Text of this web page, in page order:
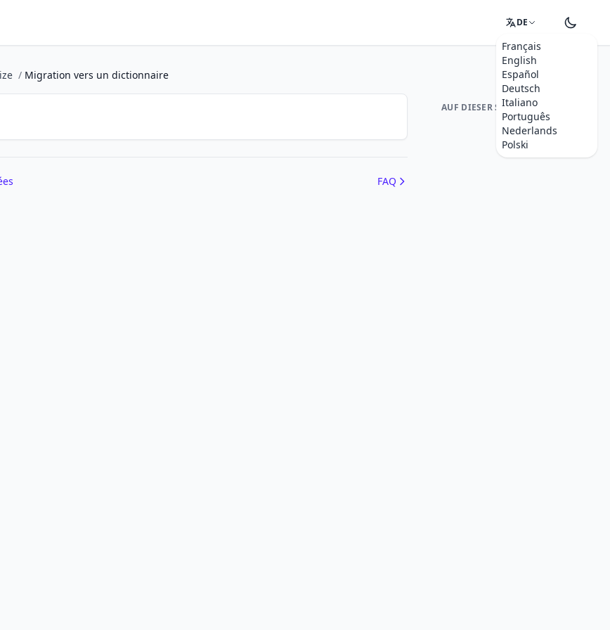
DE
Français
English
Español
Deutsch
Italiano
Português
Nederlands
Polski
/ Migration vers un dictionnaire
FAQ
AUF DIESER SEITE